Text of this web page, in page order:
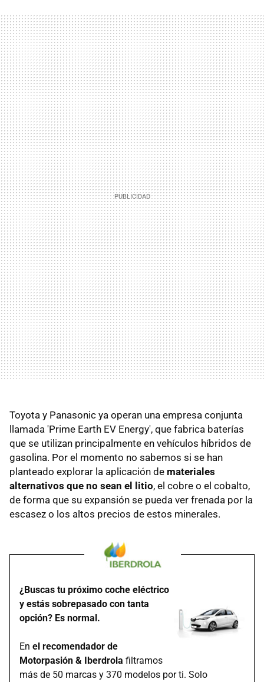
Toyota y Panasonic ya operan una empresa conjunta
llamada 'Prime Earth EV Energy', que fabrica baterías
que se utilizan principalmente en vehículos híbridos de
gasolina. Por el momento no sabemos si se han
planteado explorar la aplicación de materiales
alternativos que no sean el litio, el cobre o el cobalto,
de forma que su expansión se pueda ver frenada por la
escasez o los altos precios de estos minerales.
¿Buscas tu próximo coche eléctrico
y estás sobrepasado con tanta
opción? Es normal.
En el recomendador de
Motorpasión & Iberdrola filtramos
más de 50 marcas y 370 modelos por ti. Solo